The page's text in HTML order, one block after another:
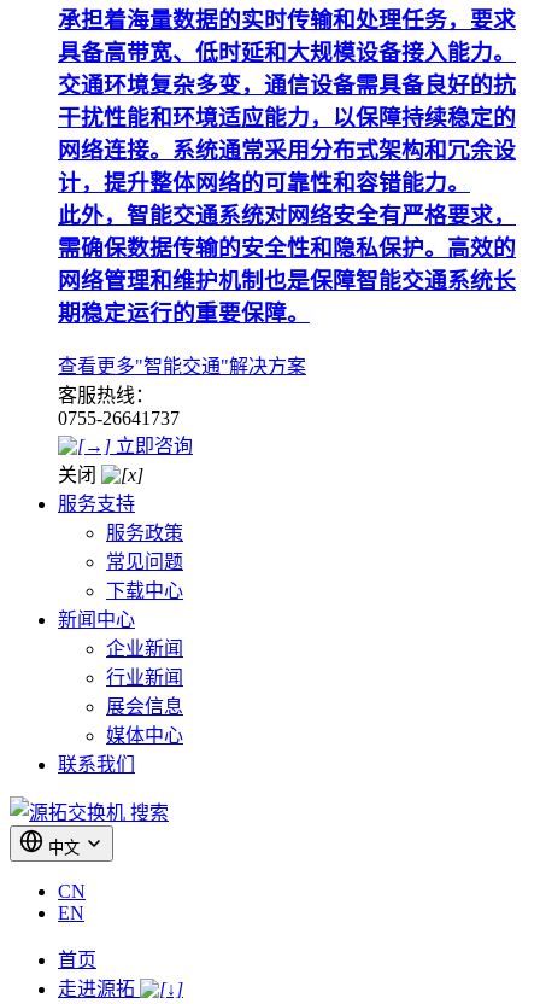
承担着海量数据的实时传输和处理任务，要求
具备高带宽、低时延和大规模设备接入能力。
交通环境复杂多变，通信设备需具备良好的抗
干扰性能和环境适应能力，以保障持续稳定的
网络连接。系统通常采用分布式架构和冗余设
计，提升整体网络的可靠性和容错能力。
此外，智能交通系统对网络安全有严格要求，
需确保数据传输的安全性和隐私保护。高效的
网络管理和维护机制也是保障智能交通系统长
期稳定运行的重要保障。
查看更多"智能交通"解决方案
客服热线：
0755-26641737
立即咨询
关闭
服务支持
服务政策
常见问题
下载中心
新闻中心
企业新闻
行业新闻
展会信息
媒体中心
联系我们
搜索
中文
CN
EN
首页
走进源拓